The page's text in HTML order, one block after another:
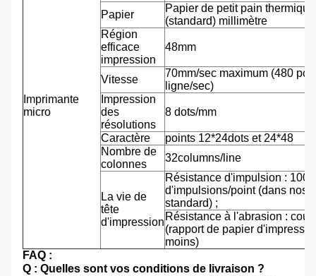
Imprimante
micro
Papier
Papier de petit pain
(standard) millimètre
Région
efficace
impression
48mm
Vitesse
70mm/sec maximum (480
ligne/sec)
Impression
des
résolutions
8 dots/mm
Caractère
points 12*24dots et 24*48
Nombre de
colonnes
32columns/line
La vie de
tête
d'impression
Résistance d'impulsion : 100
d'impulsions/point (dans nos
standard) ;
Résistance à l'abrasion :
(rapport de papier
moins)
FAQ :
Q : Quelles sont vos conditions de livraison ?